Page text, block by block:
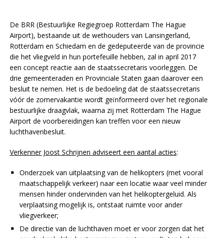
De BRR (Bestuurlijke Regiegroep Rotterdam The Hague
Airport), bestaande uit de wethouders van Lansingerland,
Rotterdam en Schiedam en de gedeputeerde van de provincie
die het vliegveld in hun portefeuille hebben, zal in april 2017
een concept reactie aan de staatssecretaris voorleggen. De
drie gemeenteraden en Provinciale Staten gaan daarover een
besluit te nemen. Het is de bedoeling dat de staatssecretaris
vóór de zomervakantie wordt geïnformeerd over het regionale
bestuurlijke draagvlak, waarna zij met Rotterdam The Hague
Airport de voorbereidingen kan treffen voor een nieuw
luchthavenbesluit.
Verkenner Joost Schrijnen adviseert een aantal acties:
Onderzoek van uitplaatsing van de helikopters (met vooral
maatschappelijk verkeer) naar een locatie waar veel minder
mensen hinder ondervinden van het helikoptergeluid. Als
verplaatsing mogelijk is, ontstaat ruimte voor ander
vliegverkeer;
De directie van de luchthaven moet er voor zorgen dat het